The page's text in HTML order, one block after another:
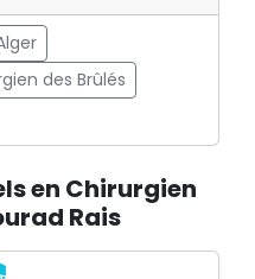
des Brûlés
en Chirurgien
Rais